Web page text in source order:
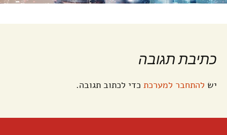
כתיבת תגובה
יש להתחבר למערכת כדי לכתוב תגובה.